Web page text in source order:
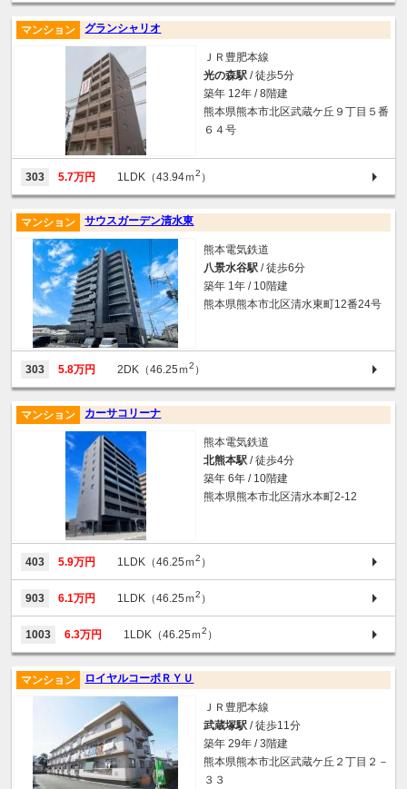
グランシャリオ
マンション
ＪＲ豊肥本線
光の森駅 / 徒歩5分
築年 12年 / 8階建
熊本県熊本市北区武蔵ケ丘９丁目５番
６４号
303 5.7万円 1LDK（43.94ｍ2 ）
サウスガーデン清水東
マンション
熊本電気鉄道
八景水谷駅 / 徒歩6分
築年 1年 / 10階建
熊本県熊本市北区清水東町12番24号
303 5.8万円 2DK（46.25ｍ2 ）
カーサコリーナ
マンション
熊本電気鉄道
北熊本駅 / 徒歩4分
築年 6年 / 10階建
熊本県熊本市北区清水本町2-12
403 5.9万円 1LDK（46.25ｍ2 ）
903 6.1万円 1LDK（46.25ｍ2 ）
1003 6.3万円 1LDK（46.25ｍ2 ）
ロイヤルコーポＲＹＵ
マンション
ＪＲ豊肥本線
武蔵塚駅 / 徒歩11分
築年 29年 / 3階建
熊本県熊本市北区武蔵ケ丘２丁目２－
３３